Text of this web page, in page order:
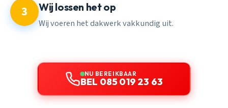
3 Wij lossen het op
Wij voeren het dakwerk vakkundig uit.
NU BEREIKBAAR
BEL 085 019 23 63